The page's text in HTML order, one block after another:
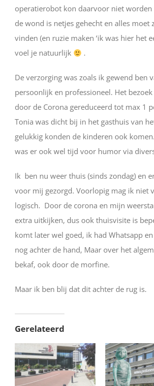
operatierobot kon daarvoor niet
de wond is netjes gehecht en alles moet
vinden (en ruzie maken ‘ik was hier het
voel je natuurlijk
.
De verzorging was zoals ik gewend ben
persoonlijk en professioneel. Het bezoek
door de Corona gereduceerd tot max 1
Tonia was dicht bij in het gasthuis van
gelukkig konden de kinderen ook
was er ook wel tijd voor humor via
Ik ben nu weer thuis (sinds zondag) en
voor mij gezorgd. Voorlopig mag ik niet
logisch. Door de corona en mijn
extra uitkijken, dus ook thuisvisite is
komt later wel goed, ik had Whatsapp
nog achter de hand, Maar over het
bekaf, ook door de morfine.
Maar ik ben blij dat dit achter de rug is.
Gerelateerd